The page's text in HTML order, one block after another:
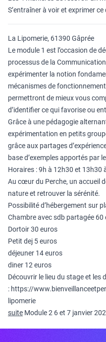
S’entraîner à voir et exprimer
La Lipomerie, 61390 Gâprée
Le module 1 est l’occasion de
processus de la
expérimenter la notion
mécanismes de
permettront de mieux vous
d’identifier ce qui favorise ou
Grâce à une pédagogie
expérimentation en petits
grâce aux partages
base d’exemples apportés par
Horaires : 9h à 12h30 et 13h30
Au cœur du Perche, un accueil
nature et retrouver la sérénité.
Possibilité d’hébergement sur
Chambre avec sdb partagée 60
Dortoir 30 euros
Petit dej 5 euros
déjeuner 14 euros
diner 12 euros
Découvrir le lieu du stage et les
: https://
lipomerie
suite Module 2 6 et 7 janvier